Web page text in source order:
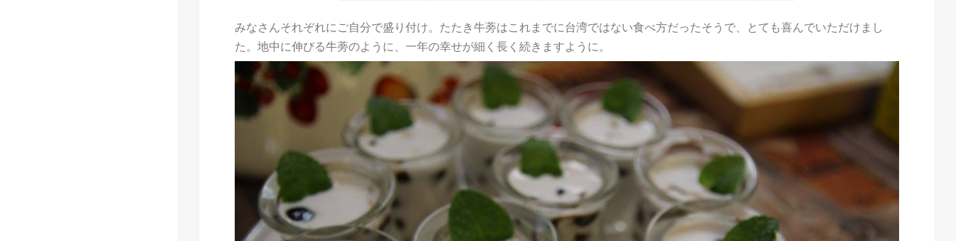
みなさんそれぞれにご自分で盛り付け。たたき牛蒡はこれまでに台湾ではない食べ方だったそうで、とても喜んでいただけまし
た。地中に伸びる牛蒡のように、一年の幸せが細く長く続きますように。